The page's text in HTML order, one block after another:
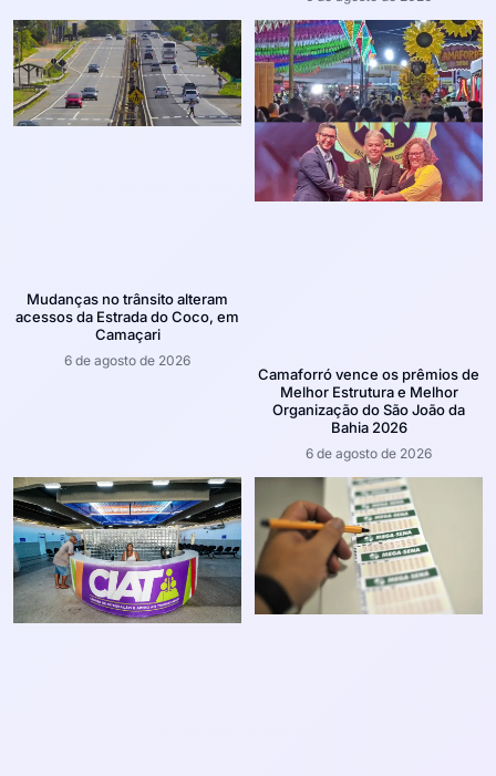
Mudanças no trânsito alteram
acessos da Estrada do Coco, em
Camaçari
6 de agosto de 2026
Camaforró vence os prêmios de
Melhor Estrutura e Melhor
Organização do São João da
Bahia 2026
6 de agosto de 2026